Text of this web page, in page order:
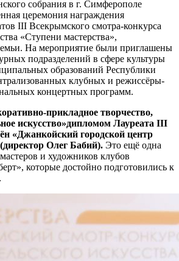
собрания в г. Симферополе
церемония награждения
III Всекрымского смотра-конкурса
«Ступени мастерства»,
На мероприятие были приглашены
подразделений в сфере культуры
образований Республики
клубных и режиссёры-
концертных программ.
прикладное творчество,
искусство»дипломом Лауреата III
«Джанкойский городской центр
Олег Бабий). Это ещё одна
и художников клубов
которые достойно подготовились к